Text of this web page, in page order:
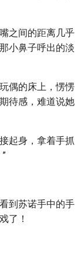
之间的距离几乎
小鼻子呼出的淡
偶的床上，愣愣
待感，难道说她
起身，拿着手抓
到苏诺手中的手
了！